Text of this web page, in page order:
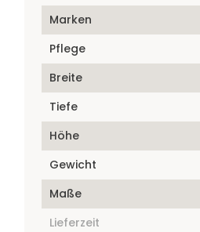
Marken
Pflege
Breite
Tiefe
Höhe
Gewicht
Maße
Lieferzeit